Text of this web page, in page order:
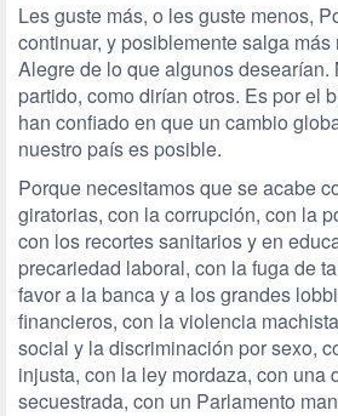
Les guste más, o les guste menos,
continuar, y posiblemente salga
Alegre de lo que algunos desearían.
partido, como dirían otros. Es por el
han confiado en que un cambio
nuestro país es posible.
Porque necesitamos que se acabe
giratorias, con la corrupción, con la
con los recortes sanitarios y en
precariedad laboral, con la fuga de
favor a la banca y a los grandes
financieros, con la violencia
social y la discriminación por sexo,
injusta, con la ley mordaza, con una
secuestrada, con un Parlamento